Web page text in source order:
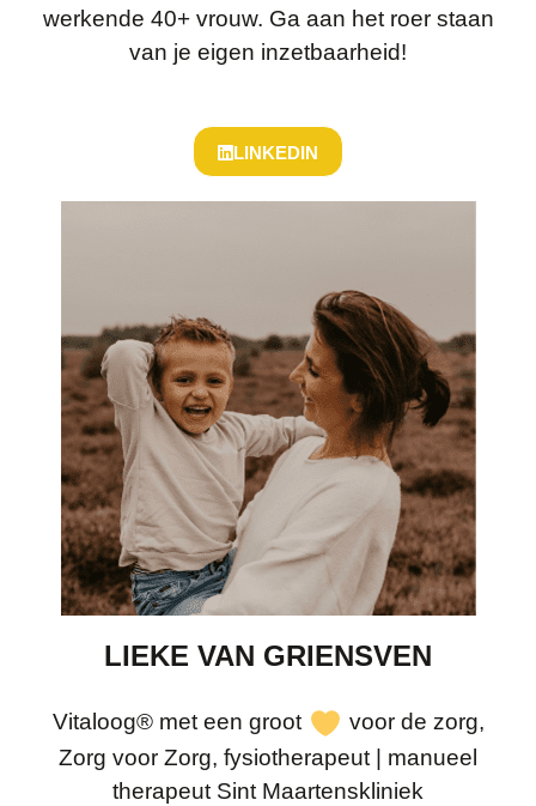
werkende 40+ vrouw. Ga aan het roer staan
van je eigen inzetbaarheid!
LINKEDIN
LIEKE VAN GRIENSVEN
Vitaloog® met een groot
voor de zorg,
Zorg voor Zorg, fysiotherapeut | manueel
therapeut Sint Maartenskliniek